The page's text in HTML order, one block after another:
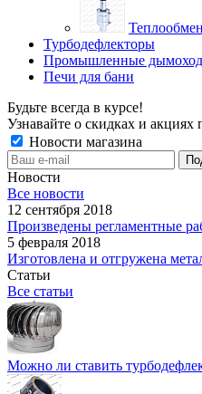
Турбодефлекторы
Промышленные
Печи для бани
Будьте всегда в курсе!
Узнавайте о скидках и акциях
Новости магазина
Новости
Все новости
12 сентября 2018
Произведены регламентные
5 февраля 2018
Изготовлена и отгружена
Статьи
Все статьи
Можно ли ставить